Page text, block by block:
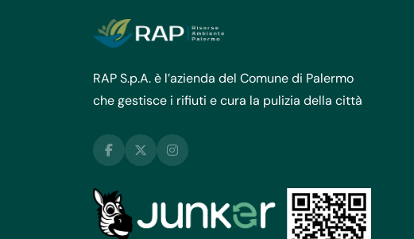
RAP S.p.A. è l’azienda del Comune di Palermo
che gestisce i rifiuti e cura la pulizia della città